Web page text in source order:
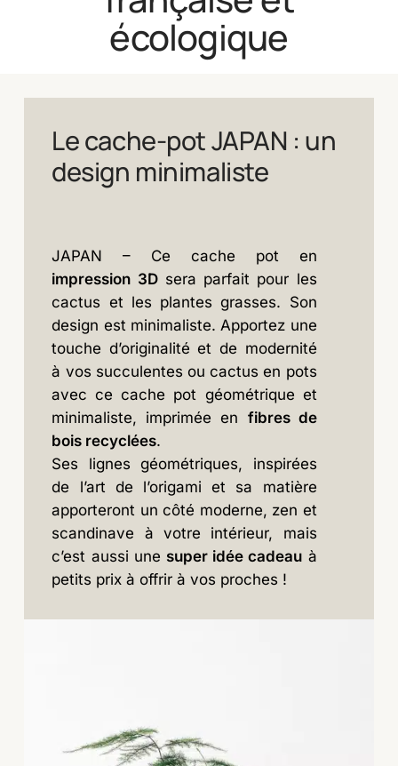
écologique
Le cache-pot JAPAN : un
design minimaliste
JAPAN – Ce cache pot en
impression 3Dsera parfait pour les
cactus et les plantes grasses. Son
design est minimaliste. Apportez une
touche d’originalité et de modernité
à vos succulentes ou cactus en pots
avec ce cache pot géométrique et
minimaliste, imprimée en fibres de
bois recyclées.
Ses lignes géométriques, inspirées
de l’art de l’origami et sa matière
apporteront un côté moderne, zen et
scandinave à votre intérieur, mais
c’est aussi une super idée cadeau à
petits prix à offrir à vos proches !